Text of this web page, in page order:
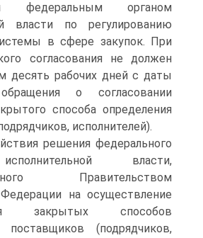
федеральным органом
власти по регулированию
в сфере закупок. При
согласования не должен
десять рабочих дней с даты
о согласовании
способа определения
исполнителей).
решения федерального
власти,
Правительством
на осуществление
закрытых способов
поставщиков (подрядчиков,